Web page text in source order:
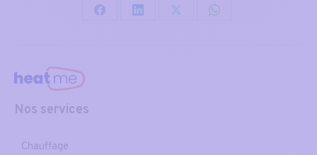
PartagerPartager
Nos services
Chauffage